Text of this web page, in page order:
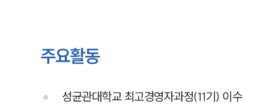
주요활동
성균관대학교 최고경영자과정(11기) 이수